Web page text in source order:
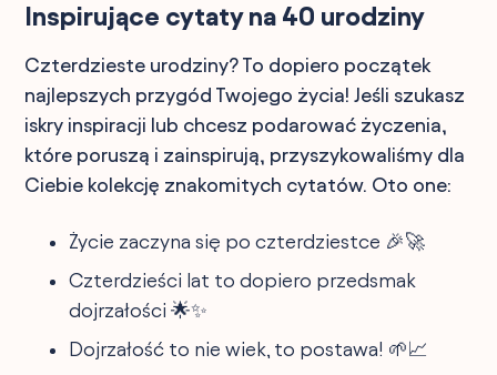
Inspirujące cytaty na 40 urodziny
Czterdzieste urodziny? To dopiero początek
najlepszych przygód Twojego życia! Jeśli szukasz
iskry inspiracji lub chcesz podarować życzenia,
które poruszą i zainspirują, przyszykowaliśmy dla
Ciebie kolekcję znakomitych cytatów. Oto one:
Życie zaczyna się po czterdziestce 🎉🚀
Czterdzieści lat to dopiero przedsmak
dojrzałości 🌟✨
Dojrzałość to nie wiek, to postawa! 🌱📈